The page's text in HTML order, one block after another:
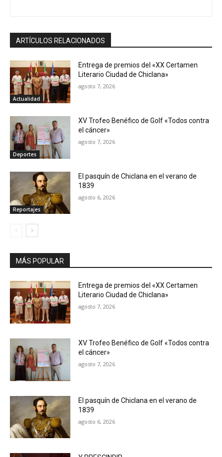
ARTÍCULOS RELACIONADOS
Actualidad
Entrega de premios del «XX Certamen
Literario Ciudad de Chiclana»
agosto 7, 2026
Deportes
XV Trofeo Benéfico de Golf «Todos contra
el cáncer»
agosto 7, 2026
Reportajes
El pasquín de Chiclana en el verano de
1839
agosto 6, 2026
MÁS POPULAR
Entrega de premios del «XX Certamen
Literario Ciudad de Chiclana»
agosto 7, 2026
XV Trofeo Benéfico de Golf «Todos contra
el cáncer»
agosto 7, 2026
El pasquín de Chiclana en el verano de
1839
agosto 6, 2026